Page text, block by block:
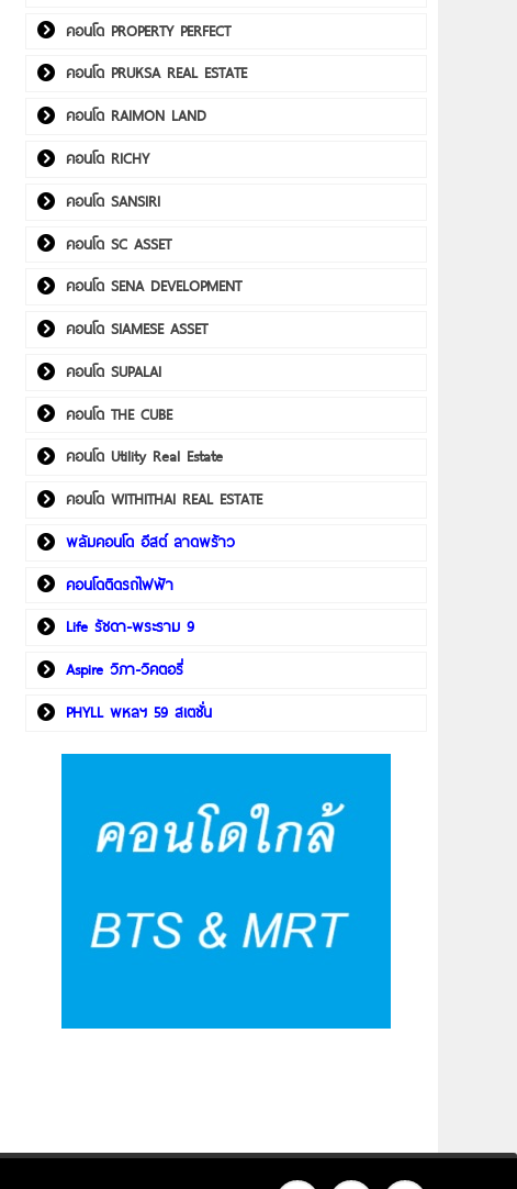
คอนโด PROPERTY PERFECT
คอนโด PRUKSA REAL ESTATE
คอนโด RAIMON LAND
คอนโด RICHY
คอนโด SANSIRI
คอนโด SC ASSET
คอนโด SENA DEVELOPMENT
คอนโด SIAMESE ASSET
คอนโด SUPALAI
คอนโด THE CUBE
คอนโด Utility Real Estate
คอนโด WITHITHAI REAL ESTATE
พลัมคอนโด อีสต์ ลาดพร้าว
คอนโดติดรถไฟฟ้า
Life รัชดา-พระราม 9
Aspire วิภา-วิคตอรี่
PHYLL พหลฯ 59 สเตชั่น